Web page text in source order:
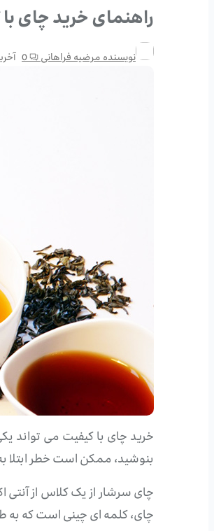
راهنمای خرید چای
نویسندهمرضیه فراهانی 0
خرید چای با کیفیت می تواند
بنوشید، ممکن است خطر ابتلا
چای سرشار از یک کلاس از آنتی
چای، کلمه ای چینی است که